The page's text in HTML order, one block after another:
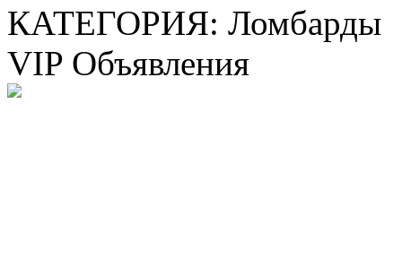
КАТЕГОРИЯ: Ломбарды
VIP Объявления